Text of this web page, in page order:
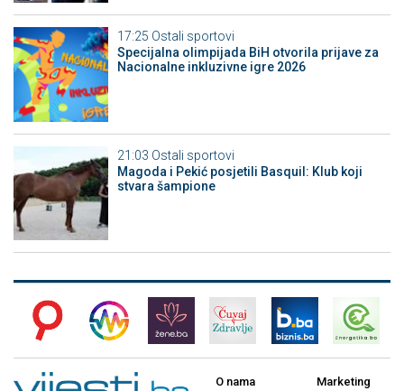
17:25 Ostali sportovi
Specijalna olimpijada BiH otvorila prijave za
Nacionalne inkluzivne igre 2026
21:03 Ostali sportovi
Magoda i Pekić posjetili Basquil: Klub koji
stvara šampione
O nama Marketing